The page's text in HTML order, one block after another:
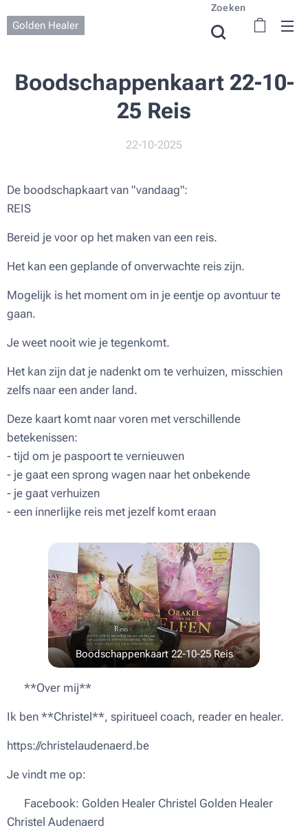
Golden Healer
Zoeken
Boodschappenkaart 22-10-
25 Reis
22-10-2025
De boodschapkaart van "vandaag":
REIS
Bereid je voor op het maken van een reis.
Het kan een geplande of onverwachte reis zijn.
Mogelijk is het moment om in je eentje op avontuur te
gaan.
Je weet nooit wie je tegenkomt.
Het kan zijn dat je nadenkt om te verhuizen, misschien
zelfs naar een ander land.
Deze kaart komt naar voren met verschillende
betekenissen:
- tijd om je paspoort te vernieuwen
- je gaat een sprong wagen naar het onbekende
- je gaat verhuizen
- een innerlijke reis met jezelf komt eraan
Boodschappenkaart 22-10-25 Reis
🌟 **Over mij**
Ik ben **Christel**, spiritueel coach, reader en healer.
https://christelaudenaerd.be
Je vindt me op:
🔹 Facebook: Golden Healer Christel Golden Healer
Christel Audenaerd